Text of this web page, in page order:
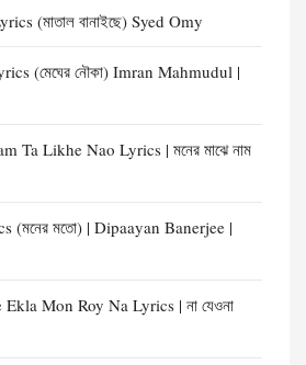
(মাতাল বানাইছে) Syed Omy
(মেঘের নৌকা) Imran Mahmudul |
Ta Likhe Nao Lyrics | মনের মাঝে নাম
(মনের মতো) | Dipaayan Banerjee |
Mon Roy Na Lyrics | না যেওনা